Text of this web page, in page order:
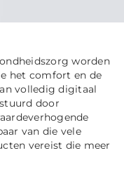
worden
het comfort en de
volledig digitaal
door
van die vele
vereist die meer